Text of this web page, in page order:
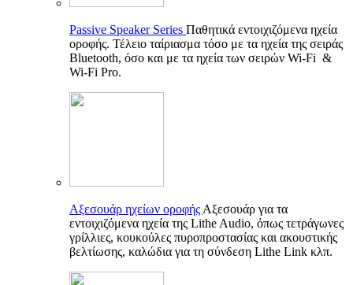
Passive Speaker Series Παθητικά εντοιχιζόμενα ηχεία
οροφής. Τέλειο ταίριασμα τόσο με τα ηχεία της σειράς
Bluetooth, όσο και με τα ηχεία των σειρών Wi-Fi &
Wi-Fi Pro.
Αξεσουάρ ηχείων οροφής Αξεσουάρ για τα
εντοιχιζόμενα ηχεία της Lithe Audio, όπως τετράγωνες
γρίλλιες, κουκούλες πυροπροστασίας και ακουστικής
βελτίωσης, καλώδια για τη σύνδεση Lithe Link κλπ.